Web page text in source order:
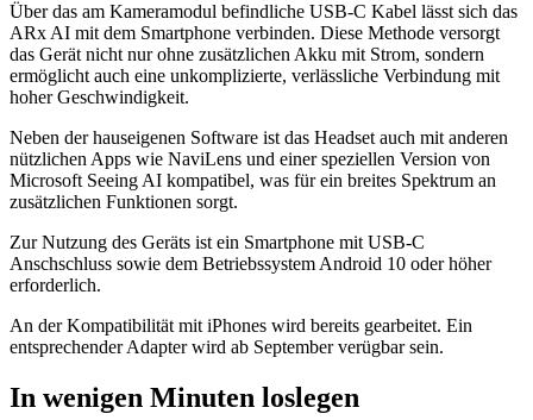
Über das am Kameramodul befindliche USB-C Kabel lässt sich das
ARx AI mit dem Smartphone verbinden. Diese Methode versorgt
das Gerät nicht nur ohne zusätzlichen Akku mit Strom, sondern
ermöglicht auch eine unkomplizierte, verlässliche Verbindung mit
hoher Geschwindigkeit.
Neben der hauseigenen Software ist das Headset auch mit anderen
nützlichen Apps wie NaviLens und einer speziellen Version von
Microsoft Seeing AI kompatibel, was für ein breites Spektrum an
zusätzlichen Funktionen sorgt.
Zur Nutzung des Geräts ist ein Smartphone mit USB-C
Anschschluss sowie dem Betriebssystem Android 10 oder höher
erforderlich.
An der Kompatibilität mit iPhones wird bereits gearbeitet. Ein
entsprechender Adapter wird ab September verügbar sein.
In wenigen Minuten loslegen